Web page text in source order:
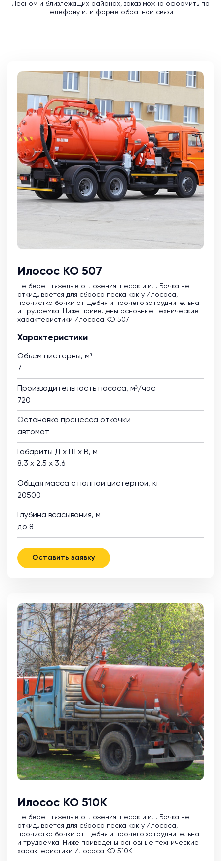
Лесном и близлежащих районах, заказ можно оформить по
телефону или форме обратной связи.
Илосос КО 507
Не берет тяжелые отложения: песок и ил. Бочка не
откидывается для сброса песка как у Илососа,
прочистка бочки от щебня и прочего затруднительна
и трудоемка. Ниже приведены основные технические
характеристики Илососа КО 507.
Характеристики
Объем цистерны, м³
7
Производительность насоса, м³/час
720
Остановка процесса откачки
автомат
Габариты Д х Ш х В, м
8.3 х 2.5 х 3.6
Общая масса с полной цистерной, кг
20500
Глубина всасывания, м
до 8
Оставить заявку
Илосос КО 510К
Не берет тяжелые отложения: песок и ил. Бочка не
откидывается для сброса песка как у Илососа,
прочистка бочки от щебня и прочего затруднительна
и трудоемка. Ниже приведены основные технические
характеристики Илососа КО 510К.